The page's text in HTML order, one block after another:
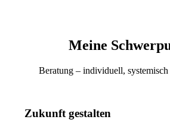
Meine
Beratung – individuell,
Zukunft gestalten